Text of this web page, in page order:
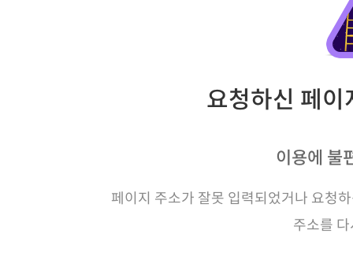
요청하신 페
이용에 불
페이지 주소가 잘못 입력되었거나 요청
주소를